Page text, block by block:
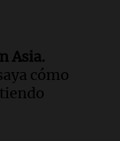
Asia.
cómo